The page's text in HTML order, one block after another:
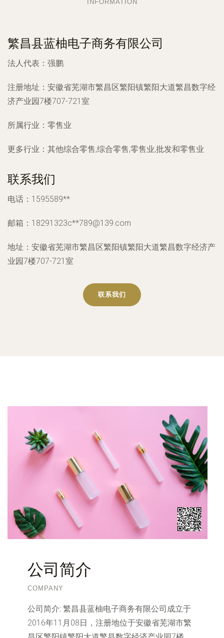
INFORMATION
繁昌县蓝柚电子商务有限公司
法人代表： 强鹏
注册地址： 安徽省芜湖市繁昌区繁阳镇繁阳大道繁昌数字经
济产业园7楼707-721室
所属行业： 零售业
更多行业： 其他综合零售,综合零售,零售业,批发和零售业
联系我们
电话：1595589**
邮箱：18291323c**789@139.com
地址：安徽省芜湖市繁昌区繁阳镇繁阳大道繁昌数字经济产
业园7楼707-721室
联系我们
公司简介
COMPANY
公司简介: 繁昌县蓝柚电子商务有限公司成立于
2016年11月08日，注册地位于安徽省芜湖市繁